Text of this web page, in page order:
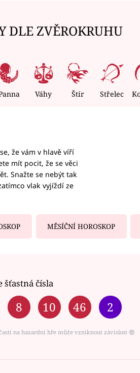
DLE ZVĚROKRUHU
Váhy Štír Střelec
že vám v hlavě víří
mít pocit, že se věci
Snažte se nebýt tak
vlak vyjíždí ze
MĚSÍČNÍ HOROSKOP
šťastná čísla
8 10 46 2
na hazardní hře může vzniknout závislost ⑱